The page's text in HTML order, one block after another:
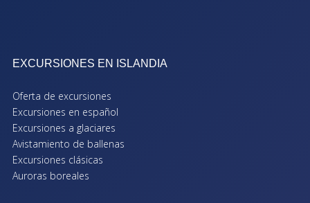
EXCURSIONES EN ISLANDIA
Oferta de excursiones
Excursiones en español
Excursiones a glaciares
Avistamiento de ballenas
Excursiones clásicas
Auroras boreales